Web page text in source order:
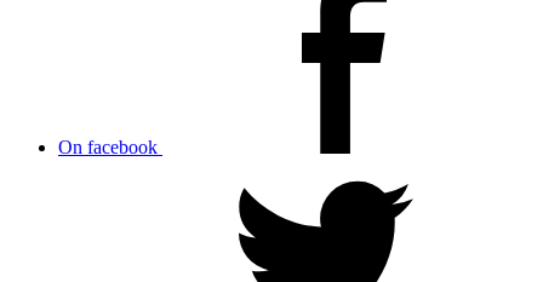
On facebook